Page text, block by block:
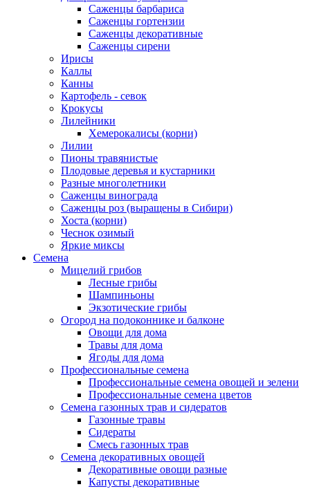
Саженцы барбариса
Саженцы гортензии
Саженцы декоративные
Саженцы сирени
Ирисы
Каллы
Канны
Картофель - севок
Крокусы
Лилейники
Хемерокалисы (корни)
Лилии
Пионы травянистые
Плодовые деревья и кустарники
Разные многолетники
Саженцы винограда
Саженцы роз (выращены в Сибири)
Хоста (корни)
Чеснок озимый
Яркие миксы
Семена
Мицелий грибов
Лесные грибы
Шампиньоны
Экзотические грибы
Огород на подоконнике и балконе
Овощи для дома
Травы для дома
Ягоды для дома
Профессиональные семена
Профессиональные семена овощей и зелени
Профессиональные семена цветов
Семена газонных трав и сидератов
Газонные травы
Сидераты
Смесь газонных трав
Семена декоративных овощей
Декоративные овощи разные
Капусты декоративные